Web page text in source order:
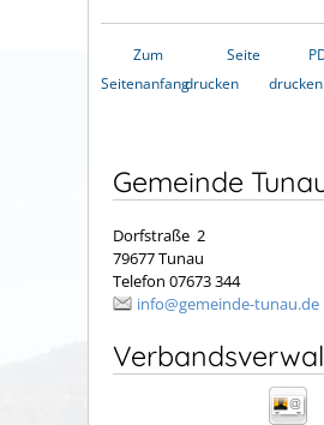
Zum
Seitenanfang
Seite
drucken
drucken
Gemeinde
Dorfstraße 2
79677 Tunau
Telefon 07673 344
info@gemeinde-tunau.de